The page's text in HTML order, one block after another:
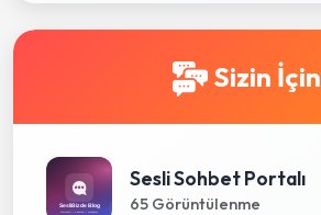
Sizin İçin
Sesli Sohbet Portalı
65 Görüntülenme